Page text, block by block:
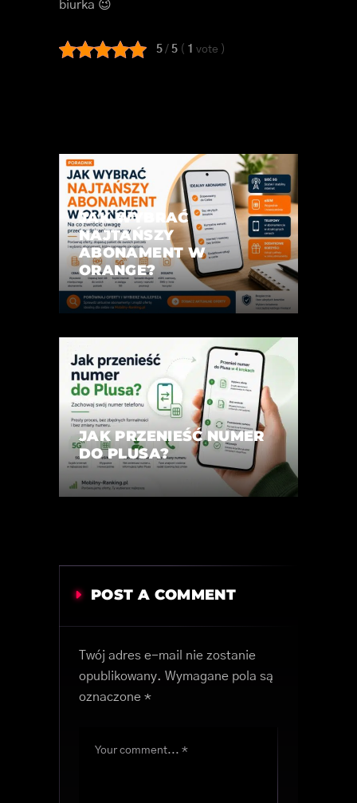
biurka 😉
5 / 5 ( 1 vote )
JAK WYBRAĆ
NAJTAŃSZY
ABONAMENT W
ORANGE?
JAK PRZENIEŚĆ NUMER
DO PLUSA?
POST A COMMENT
Twój adres e-mail nie zostanie
opublikowany. Wymagane pola są
oznaczone *